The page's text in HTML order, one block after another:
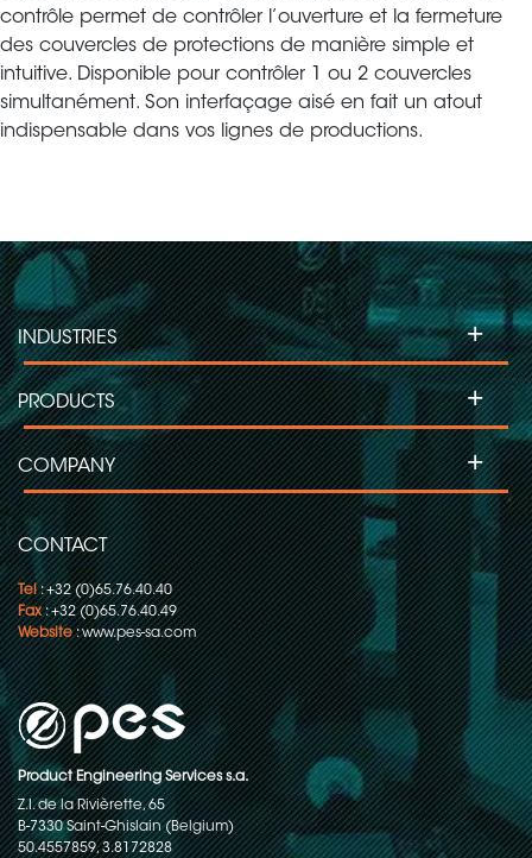
contrôle permet de contrôler l’ouverture et la fermeture
des couvercles de protections de manière simple et
intuitive. Disponible pour contrôler 1 ou 2 couvercles
simultanément. Son interfaçage aisé en fait un atout
indispensable dans vos lignes de productions.
CONTACT
Tel: +32 (0)65.76.40.40
Fax: +32 (0)65.76.40.49
Website:www.pes-sa.com
Product Engineering Services s.a.
Z.I. de la Rivièrette, 65
B-7330 Saint-Ghislain (Belgium)
50.4557859, 3.8172828
INDUSTRIES +
PRODUCTS +
COMPANY +